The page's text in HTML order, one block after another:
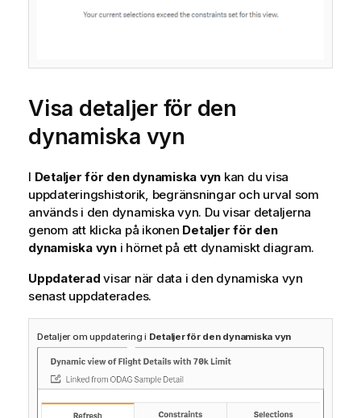
Visa detaljer för den
dynamiska vyn
I Detaljer för den dynamiska vyn kan du visa
uppdateringshistorik, begränsningar och urval som
används i den dynamiska vyn. Du visar detaljerna
genom att klicka på ikonen Detaljer för den
dynamiska vyni hörnet på ett dynamiskt diagram.
Uppdaterad visar när data i den dynamiska vyn
senast uppdaterades.
Detaljer om uppdatering i Detaljer för den dynamiska vyn